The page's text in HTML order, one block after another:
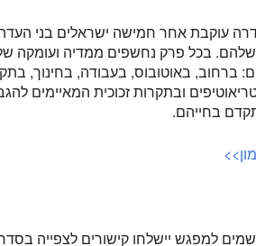
עוקבת אחר חמישה ישראלים בני העדה
שלהם. בכל פרק נחשפים ממדיה ועומקה
ברחוב, באוטובוס, בעבודה, בחינוך,
ובתקרות זכוכית המאיימים
בחייהם.
למפגש יישלחו קישורים לצפייה